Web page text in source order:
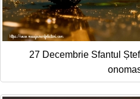
27 Decembrie Sfantul